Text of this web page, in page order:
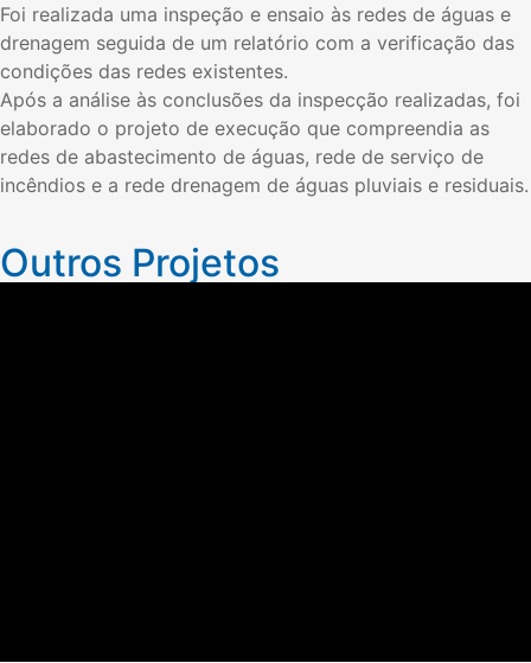
Foi realizada uma inspeção e ensaio às redes de águas e
drenagem seguida de um relatório com a verificação das
condições das redes existentes.
Após a análise às conclusões da inspecção realizadas, foi
elaborado o projeto de execução que compreendia as
redes de abastecimento de águas, rede de serviço de
incêndios e a rede drenagem de águas pluviais e residuais.
Outros Projetos